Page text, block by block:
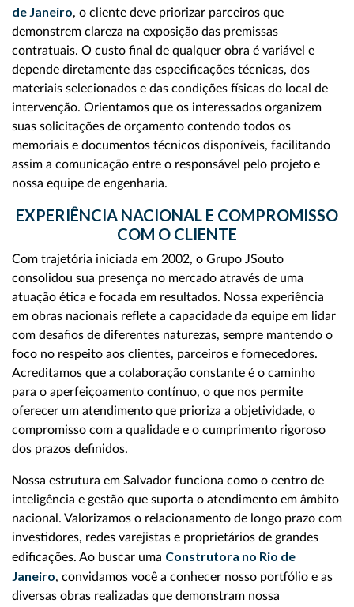
de Janeiro, o cliente deve priorizar parceiros que
demonstrem clareza na exposição das premissas
contratuais. O custo final de qualquer obra é variável e
depende diretamente das especificações técnicas, dos
materiais selecionados e das condições físicas do local de
intervenção. Orientamos que os interessados organizem
suas solicitações de orçamento contendo todos os
memoriais e documentos técnicos disponíveis, facilitando
assim a comunicação entre o responsável pelo projeto e
nossa equipe de engenharia.
EXPERIÊNCIA NACIONAL E COMPROMISSO
COM O CLIENTE
Com trajetória iniciada em 2002, o Grupo JSouto
consolidou sua presença no mercado através de uma
atuação ética e focada em resultados. Nossa experiência
em obras nacionais reflete a capacidade da equipe em lidar
com desafios de diferentes naturezas, sempre mantendo o
foco no respeito aos clientes, parceiros e fornecedores.
Acreditamos que a colaboração constante é o caminho
para o aperfeiçoamento contínuo, o que nos permite
oferecer um atendimento que prioriza a objetividade, o
compromisso com a qualidade e o cumprimento rigoroso
dos prazos definidos.
Nossa estrutura em Salvador funciona como o centro de
inteligência e gestão que suporta o atendimento em âmbito
nacional. Valorizamos o relacionamento de longo prazo com
investidores, redes varejistas e proprietários de grandes
edificações. Ao buscar uma Construtora no Rio de
Janeiro, convidamos você a conhecer nosso portfólio e as
diversas obras realizadas que demonstram nossa